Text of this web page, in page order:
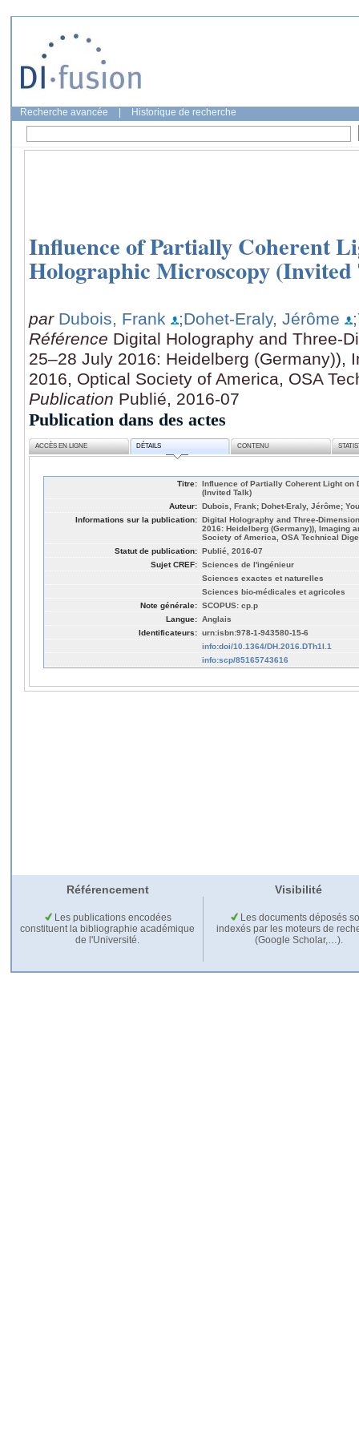
Recherche avancée Historique de recherche
Influence of Partially Coherent
Holographic Microscopy
par Dubois, Frank ;Dohet-Eraly, Jérôme
Référence Digital Holography and Three-
25–28 July 2016: Heidelberg (Germany)),
2016, Optical Society of America, OSA
Publication Publié, 2016-07
Publication dans des actes
ACCÈS EN LIGNE DÉTAILS CONTENU
Titre: Influence of Partially Coherent Light on
(Invited Talk)
Auteur: Dubois, Frank; Dohet-Eraly, Jérôme;
Informations sur la publication: Digital Holography and Three-
2016: Heidelberg (Germany)), Imaging
Society of America, OSA Technical
Statut de publication: Publié, 2016-07
Sujet CREF: Sciences de l'ingénieur
Sciences exactes et naturelles
Sciences bio-médicales et agricoles
Note générale: SCOPUS: cp.p
Langue: Anglais
Identificateurs: urn:isbn:978-1-943580-15-6
info:doi/10.1364/DH.2016.DTh1I.1
info:scp/85165743616
Référencement Visibilité
Les publications encodées
constituent la bibliographie académique
de l'Université.
Les documents déposés
indexés par les moteurs de
(Google Scholar,…).